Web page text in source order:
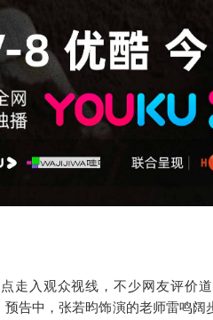
走入观众视线，不少网友评价道
告中，张若昀饰演的老师雷鸣阔